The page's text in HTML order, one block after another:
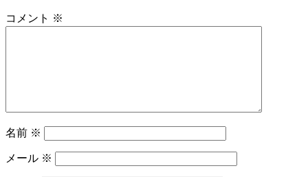
コメント ※
名前 ※
メール ※